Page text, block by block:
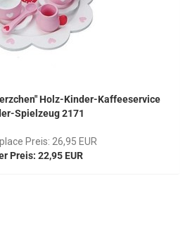
Holz-Kinder-Kaffeeservice
Spielzeug 2171
Preis: 26,95 EUR
Preis: 22,95 EUR